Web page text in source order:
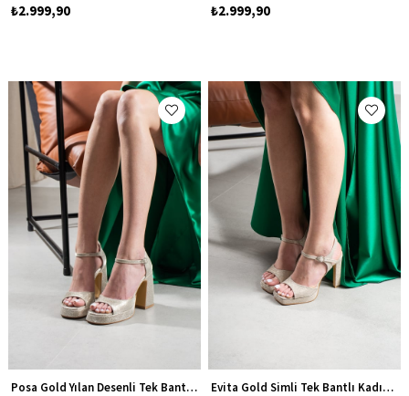
₺2.999,90 ₺2.999,90
Posa Gold Yılan Desenli Tek Bantlı Kadın Platform Kalın Topuklu Ayakkabı Evita Gold Simli Tek Bantlı Kadın Platform Topuklu Ayakkabı